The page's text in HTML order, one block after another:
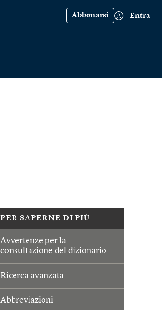
Abbonarsi Entra
PER SAPERNE DI PIÙ
Avvertenze per la
consultazione del dizionario
Ricerca avanzata
Abbreviazioni